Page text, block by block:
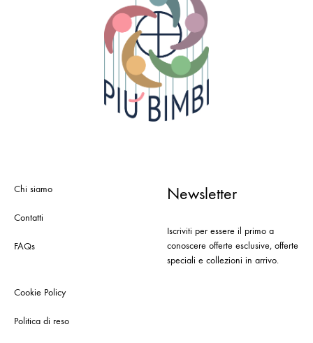
Chi siamo
Contatti
FAQs
Cookie Policy
Politica di reso
Newsletter
Iscriviti per essere il primo a
conoscere offerte esclusive, offerte
speciali e collezioni in arrivo.